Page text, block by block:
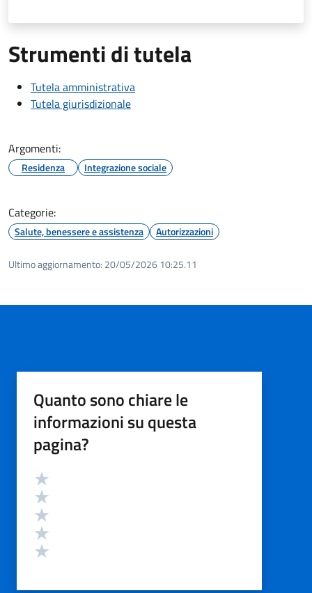
Strumenti di tutela
Tutela amministrativa
Tutela giurisdizionale
Argomenti:
Residenza Integrazione sociale
Categorie:
Salute, benessere e assistenza Autorizzazioni
Ultimo aggiornamento: 20/05/2026 10:25.11
Quanto sono chiare le
informazioni su questa
pagina?
Valutazione